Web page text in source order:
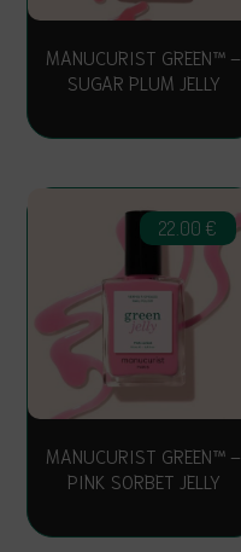
MANUCURIST GREEN™ –
SUGAR PLUM JELLY
MANUCURIST GREEN™ –
PINK SORBET JELLY
22.00 €